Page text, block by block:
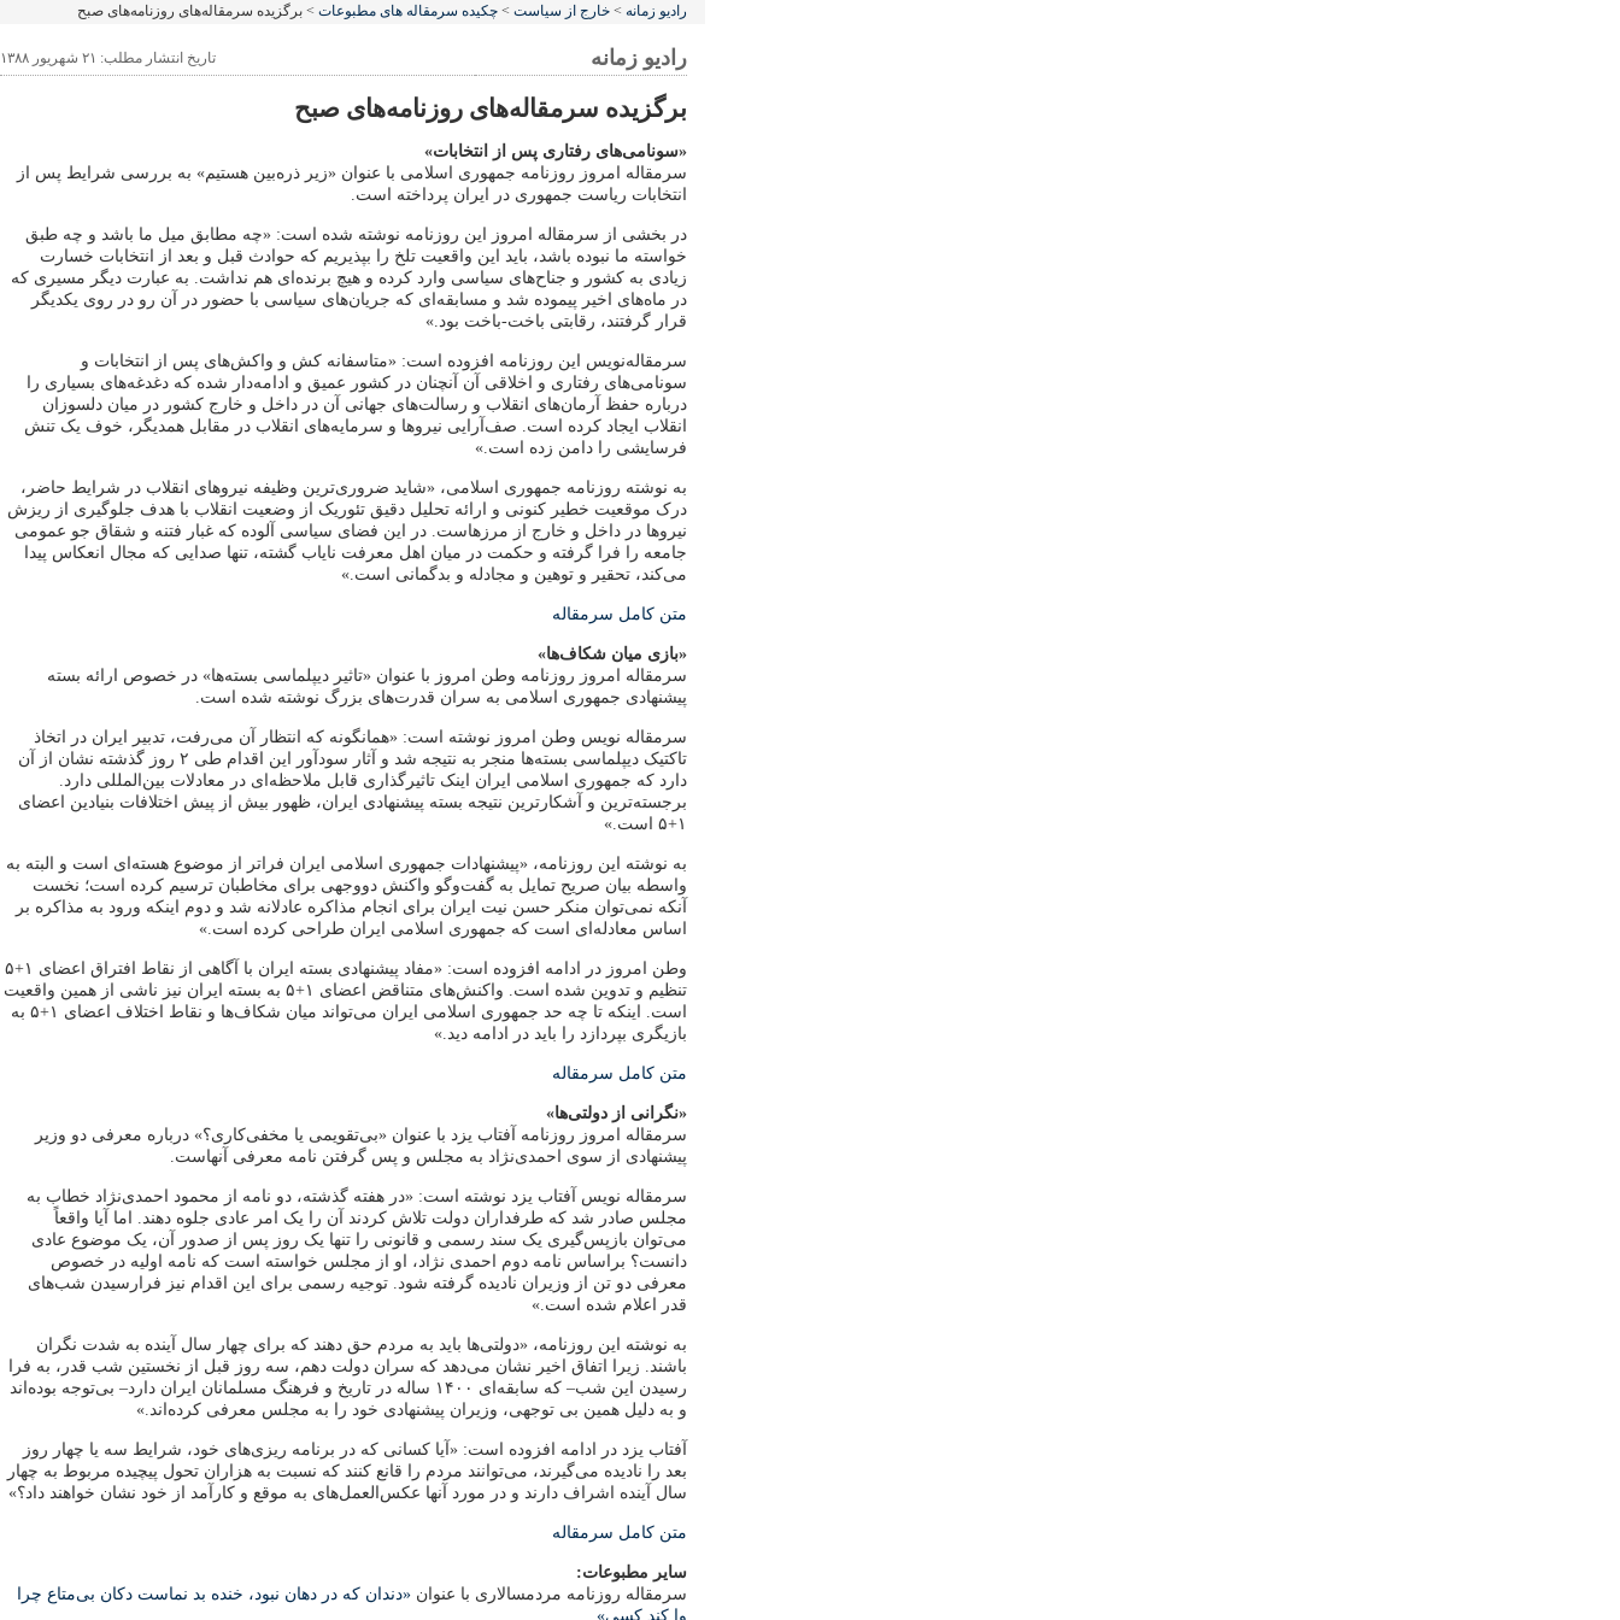
رادیو زمانه > خارج از سیاست > چکیده سرمقاله های مطبوعات > برگزیده سرمقاله‌های روزنامه‌های صبح
رادیو زمانه تاریخ انتشار مطلب: ۲۱ شهریور ۱۳۸۸
برگزیده سرمقاله‌های روزنامه‌های صبح
«سونامی‌های رفتاری پس از انتخابات»
سرمقاله امروز روزنامه جمهوری اسلامی با عنوان «زیر ذره‌بین هستیم» به بررسی شرایط پس از
انتخابات ریاست جمهوری در ایران پرداخته است.
در بخشی از سرمقاله امروز این روزنامه نوشته شده است: «چه مطابق میل ما باشد و چه طبق
خواسته ما نبوده باشد، باید این واقعیت تلخ را بپذیریم که حوادث قبل و بعد از انتخابات خسارت
زیادی به کشور و جناح‌های سیاسی وارد کرده و هیچ برنده‌ای هم نداشت. به عبارت دیگر مسیری که
در ماه‌های اخیر پیموده شد و مسابقه‌ای که جریان‌های سیاسی با حضور در آن رو در روی یکدیگر
قرار گرفتند، رقابتی باخت-باخت بود.»‌
سرمقاله‌نویس این روزنامه افزوده است: «متاسفانه کش و واکش‌های پس از انتخابات و
سونامی‌های رفتاری و اخلاقی آن آنچنان در کشور عمیق و ادامه‌دار شده که دغدغه‌های بسیاری را
درباره حفظ آرمان‌های انقلاب و رسالت‌های جهانی آن در داخل و خارج کشور در میان دلسوزان
انقلاب ایجاد کرده است. صف‌آرایی نیروها و سرمایه‌های انقلاب در مقابل همدیگر، خوف یک تنش
فرسایشی را دامن زده است.»
به نوشته روزنامه جمهوری اسلامی، «شاید ضروری‌ترین وظیفه نیروهای انقلاب در شرایط حاضر،
درک موقعیت خطیر کنونی و ارائه تحلیل دقیق تئوریک از وضعیت انقلاب با هدف جلوگیری از ریزش
نیروها در داخل و خارج از مرزهاست. در این فضای سیاسی آلوده که غبار فتنه و شقاق جو عمومی
جامعه را فرا گرفته و حکمت در میان اهل معرفت نایاب گشته، تنها صدایی که مجال انعکاس پیدا
می‌کند، تحقیر و توهین و مجادله و بدگمانی است.»
متن کامل سرمقاله
«بازی میان شکاف‌ها»
سرمقاله امروز روزنامه وطن امروز با عنوان «تاثیر دیپلماسی بسته‌ها» در خصوص ارائه بسته
پیشنهادی جمهوری اسلامی به سران قدرت‌های بزرگ نوشته شده است.
سرمقاله نویس وطن امروز نوشته است: «همانگونه که انتظار آن می‌رفت، تدبیر ایران در اتخاذ
تاکتیک دیپلماسی بسته‌ها منجر به نتیجه شد و آثار سودآور این اقدام طی ۲ روز گذشته نشان از آن
دارد که جمهوری اسلامی ایران اینک تاثیرگذاری قابل ملاحظه‌ای در معادلات بین‌المللی دارد.
برجسته‌ترین و آشکارترین نتیجه بسته پیشنهادی ایران، ظهور بیش از پیش اختلافات بنیادین اعضای
۱+۵ است.»
به نوشته این روزنامه، «پیشنهادات جمهوری اسلامی ایران فراتر از موضوع هسته‌ای است و البته به
واسطه‌ بیان صریح تمایل به گفت‌وگو واکنش دووجهی برای مخاطبان ترسیم کرده است؛ نخست
آنکه نمی‌توان منکر حسن نیت ایران برای انجام مذاکره عادلانه شد و دوم اینکه ورود به مذاکره بر
اساس معادله‌ای است که جمهوری اسلامی ایران طراحی کرده است.»
وطن امروز در ادامه افزوده است: «مفاد پیشنهادی بسته ایران با آگاهی از نقاط افتراق اعضای ۱+۵
تنظیم و تدوین شده است. واکنش‌های متناقض اعضای ۱+۵ به بسته ایران نیز ناشی از همین واقعیت
است. اینکه تا چه حد جمهوری اسلامی ایران می‌تواند میان شکاف‌ها‌ و نقاط اختلاف اعضای ۱+۵ به
بازیگری بپردازد را باید در ادامه دید.»
متن کامل سرمقاله
«نگرانی از دولتی‌ها»
سرمقاله امروز روزنامه آفتاب یزد با عنوان «بی‌تقویمی یا مخفی‌کاری؟» درباره معرفی دو وزیر
پیشنهادی از سوی احمدی‌نژاد به مجلس و پس گرفتن نامه معرفی آنهاست.
سرمقاله نویس آفتاب یزد نوشته است: «در هفته گذشته، دو نامه از محمود احمدی‌نژاد خطاب به
مجلس صادر شد که طرفداران دولت تلاش کردند آن را یک امر عادی جلوه دهند. اما آیا واقعاً
می‌توان بازپس‌گیری یک سند رسمی و قانونی را تنها یک روز پس از صدور آن، یک موضوع عادی
دانست؟ براساس نامه دوم احمدی نژاد، او از مجلس خواسته است که نامه اولیه در خصوص
معرفی دو تن از وزیران نادیده گرفته شود. توجیه رسمی برای این اقدام نیز فرارسیدن شب‌های
قدر اعلام شده است.»
به نوشته این روزنامه، «دولتی‌ها باید به مردم حق دهند که برای چهار سال آینده به شدت نگران
باشند. زیرا اتفاق اخیر نشان می‌دهد که سران دولت دهم، سه روز قبل از نخستین شب قدر، به فرا
رسیدن این شب– که سابقه‌ای ۱۴۰۰ ساله در تاریخ و فرهنگ مسلمانان ایران دارد– بی‌توجه بوده‌اند
و به دلیل همین بی توجهی، ‌وزیران پیشنهادی خود را به مجلس معرفی کرده‌اند.»
آفتاب یزد در ادامه افزوده است: «آیا کسانی که در برنامه‌ ریزی‌های خود، شرایط سه یا چهار روز
بعد را نادیده می‌گیرند، می‌توانند مردم را قانع کنند که نسبت به هزاران تحول پیچیده مربوط به چهار
سال آینده اشراف دارند و در مورد آنها عکس‌العمل‌های به موقع و کارآمد از خود نشان خواهند داد؟»
متن کامل سرمقاله
سایر مطبوعات:
سرمقاله روزنامه مردمسالاری با عنوان «دندان که در دهان نبود، خنده بد نماست دکان بی‌متاع چرا
وا کند کسی»